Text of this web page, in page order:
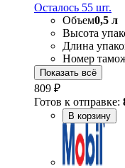
Осталось 55 шт.
Объем0,5 л
Высота
Длина
Номер
Показать всё
809 ₽
Готов к отправке:
В корзину